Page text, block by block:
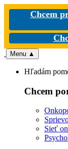
Chcem
Menu ▲
Hľadám
Chcem
Sieť